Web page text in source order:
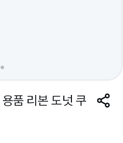
품 리본 도넛 쿠